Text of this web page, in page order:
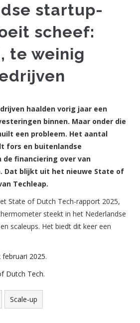
startup-
scheef:
te weinig
haalden vorig jaar een
binnen. Maar onder die
een probleem. Het aantal
fors en buitenlandse
de financiering over van
Dat blijkt uit het nieuwe State of
Techleap.
State of Dutch Tech-rapport 2025,
steekt in het Nederlandse
scaleups. Het biedt dit keer een
2025.
Dutch Tech.
Scale-up